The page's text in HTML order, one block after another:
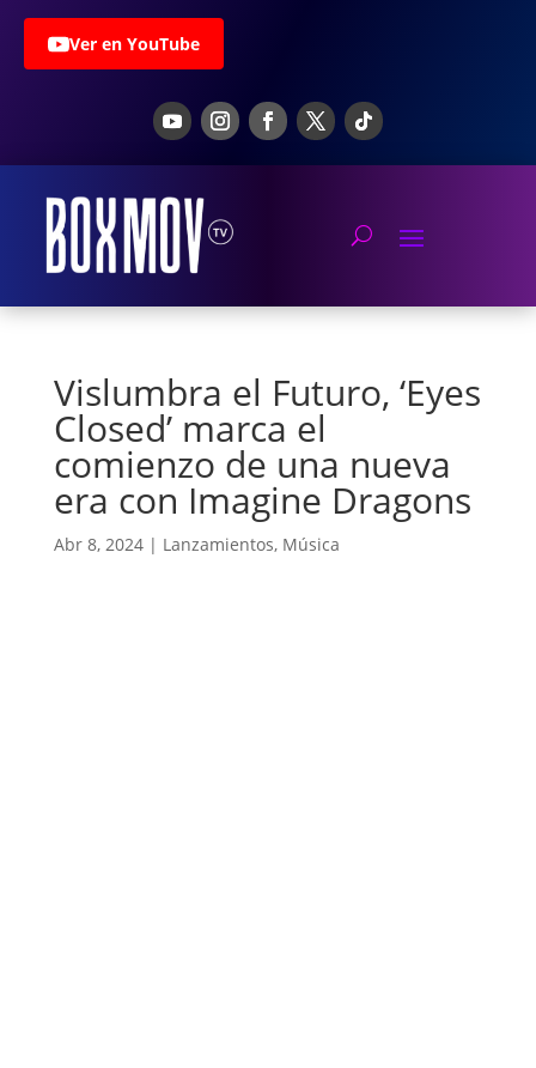
Ver en YouTube
Vislumbra el Futuro, ‘Eyes
Closed’ marca el
comienzo de una nueva
era con Imagine Dragons
Abr 8, 2024| Lanzamientos, Música